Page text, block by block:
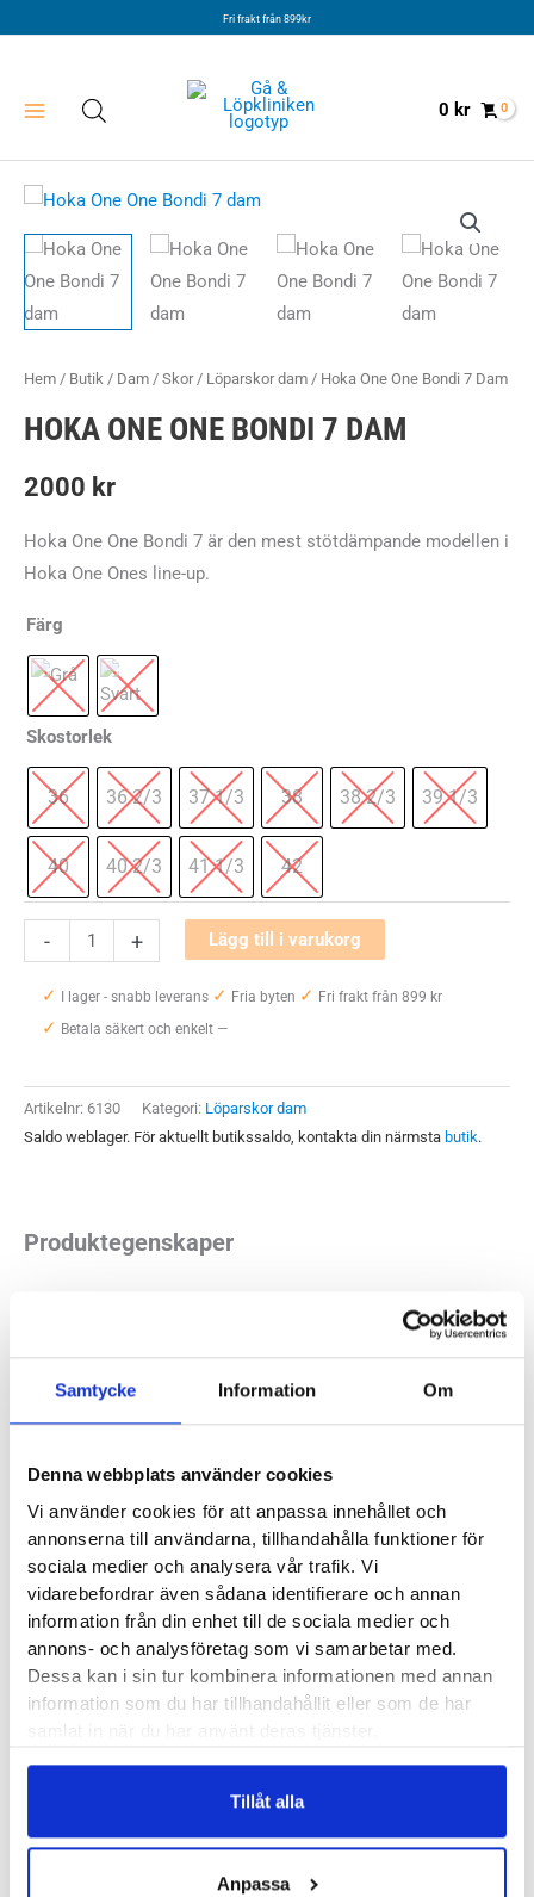
Samtycke Information Om
Denna webbplats använder cookies
Vi använder cookies för att anpassa innehållet och
annonserna till användarna, tillhandahålla funktioner för
sociala medier och analysera vår trafik. Vi
vidarebefordrar även sådana identifierare och annan
information från din enhet till de sociala medier och
annons- och analysföretag som vi samarbetar med.
Dessa kan i sin tur kombinera informationen med annan
information som du har tillhandahållit eller som de har
Tillåt alla
Anpassa
Fri frakt från 899kr
0 kr
Hem / Butik / Dam / Skor/ Löparskor dam / Hoka One One Bondi 7 Dam
HOKA ONE ONE BONDI 7 DAM
2000 kr
Hoka One One Bondi 7 är den mest stötdämpande modellen i
Hoka One Ones line-up.
Färg
Skostorlek
36 36 2/3 37 1/3 38 38 2/3 39 1/3
40 40 2/3 41 1/3 42
-
One
One
Bondi
Dam
mängd
+ Lägg till i varukorg
✓ I lager - snabb leverans ✓ Fria byten ✓ Fri frakt från 899 kr
✓ Betala säkert och enkelt —
Artikelnr: 6130 Kategori: Löparskor dam
Saldo weblager. För aktuellt butikssaldo, kontakta din närmsta butik.
Produktegenskaper
Hoka One One Bondi 7 är den mest stötdämpande modellen i
Hoka One Ones line-up. Förhållandet mellan vikt och
stötdämpning är magnifikt på Bondi och vi törs lova att den
en mjuk och skyddande isättning av foten och en klar hjälp
vid avvecklingen av steget. Framfotsproblem, smärtor i
hälarna och värkande knän är bara några av de problem där
Bondi brukar ge bra avlastning. Finns också i en bredare
variant,Hoka One One Bondi 7 Wide Dam.
Läst:
Normal
Fotvalv:Normala, låga, höga
Höjd:Häl 37 mm – Framfot 33 mm
4 mm
Butiker:Stockholm Hornstull, Stockholm Odengatan,
Stockholm Storgatan, Umeå, Uppsala, Östersund